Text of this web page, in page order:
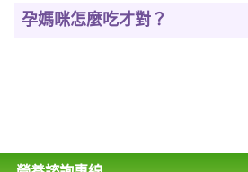
孕媽咪怎麼吃才對？